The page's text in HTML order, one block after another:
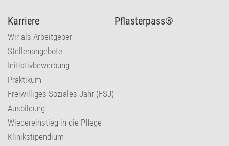
Karriere
Wir als Arbeitgeber
Stellenangebote
Initiativbewerbung
Praktikum
Freiwilliges Soziales Jahr (FSJ)
Ausbildung
Wiedereinstieg in die Pflege
Klinikstipendium
Pflasterpass®